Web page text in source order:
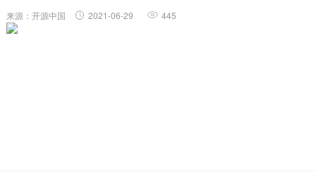
（微信号：czd07031006），为你解答哦。博主昵称文章标题奖项奖品...
来源：开源中国 2021-06-29 445